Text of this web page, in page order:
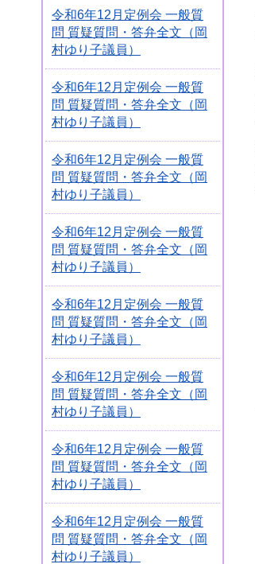
令和6年12月定例会 一般質
問 質疑質問・答弁全文（岡
村ゆり子議員）
令和6年12月定例会 一般質
問 質疑質問・答弁全文（岡
村ゆり子議員）
令和6年12月定例会 一般質
問 質疑質問・答弁全文（岡
村ゆり子議員）
令和6年12月定例会 一般質
問 質疑質問・答弁全文（岡
村ゆり子議員）
令和6年12月定例会 一般質
問 質疑質問・答弁全文（岡
村ゆり子議員）
令和6年12月定例会 一般質
問 質疑質問・答弁全文（岡
村ゆり子議員）
令和6年12月定例会 一般質
問 質疑質問・答弁全文（岡
村ゆり子議員）
令和6年12月定例会 一般質
問 質疑質問・答弁全文（岡
村ゆり子議員）